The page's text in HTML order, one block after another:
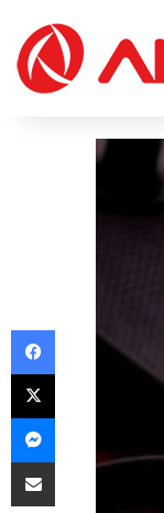
Facebook
X
Messenger
Share via Email